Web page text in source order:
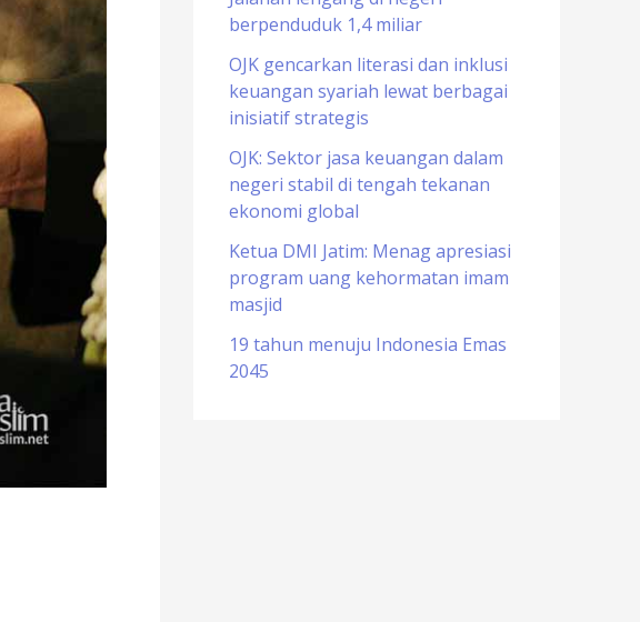
o
r
:
berpenduduk 1,4 miliar
OJK gencarkan literasi dan inklusi
keuangan syariah lewat berbagai
inisiatif strategis
OJK: Sektor jasa keuangan dalam
negeri stabil di tengah tekanan
ekonomi global
Ketua DMI Jatim: Menag apresiasi
program uang kehormatan imam
masjid
19 tahun menuju Indonesia Emas
2045